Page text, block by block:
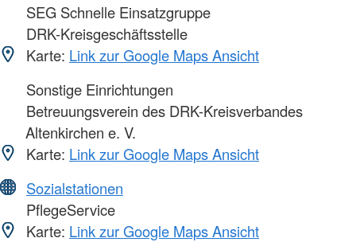
SEG Schnelle Einsatzgruppe
DRK-Kreisgeschäftsstelle
Karte: Link zur Google Maps Ansicht
Sonstige Einrichtungen
Betreuungsverein des DRK-Kreisverbandes
Altenkirchen e. V.
Karte: Link zur Google Maps Ansicht
Sozialstationen
PflegeService
Karte: Link zur Google Maps Ansicht